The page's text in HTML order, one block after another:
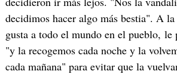
decidimos hacer algo más bestia". A
gusta a todo el mundo en el pueblo,
"y la recogemos cada noche y la
cada mañana" para evitar que la